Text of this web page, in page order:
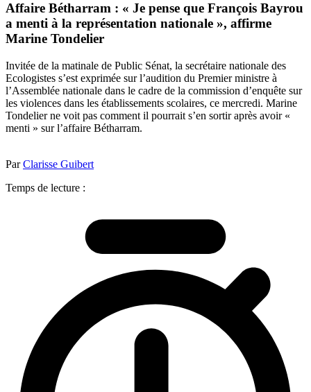
Affaire Bétharram : « Je pense que François Bayrou
a menti à la représentation nationale », affirme
Marine Tondelier
Invitée de la matinale de Public Sénat, la secrétaire nationale des
Ecologistes s’est exprimée sur l’audition du Premier ministre à
l’Assemblée nationale dans le cadre de la commission d’enquête sur
les violences dans les établissements scolaires, ce mercredi. Marine
Tondelier ne voit pas comment il pourrait s’en sortir après avoir «
menti » sur l’affaire Bétharram.
ParClarisse Guibert
Temps de lecture :